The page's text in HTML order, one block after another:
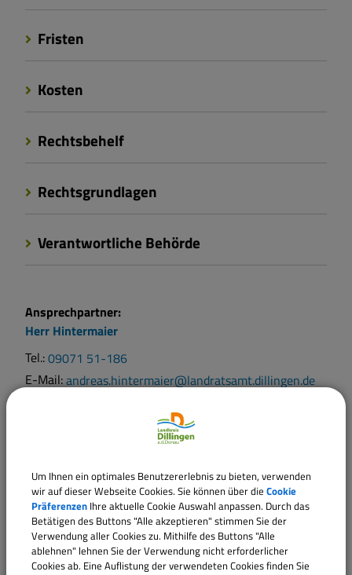
Fristen
Kosten
Rechtsbehelf
Rechtsgrundlagen
Verantwortliche Behörde
Ansprechpartner:
Herr Hintermaier
Tel.:09071 51-186
E-Mail:andreas.hintermaier@landratsamt.dillingen.de
Tel.: 09071 51-233
E-Mail:jasmin.rettenberger@landratsamt.dillingen.de
Sachgebiete
Fachbereich 33 - Öffentliche Sicherheit und Ordnung,
Um Ihnen ein optimales Benutzererlebnis zu bieten, verwenden
wir auf dieser Webseite Cookies. Sie können über die Cookie
Präferenzen Ihre aktuelle Cookie Auswahl anpassen. Durch das
Betätigen des Buttons "Alle akzeptieren" stimmen Sie der
Verwendung aller Cookies zu. Mithilfe des Buttons "Alle
ablehnen" lehnen Sie der Verwendung nicht erforderlicher
Cookies ab. Eine Auflistung der verwendeten Cookies finden Sie